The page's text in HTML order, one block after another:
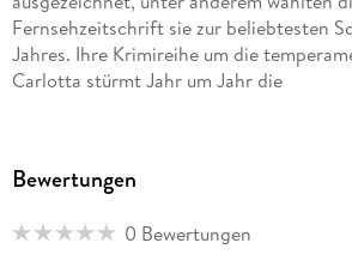
Fernsehzeitschrift sie zur beliebtesten
Jahres. Ihre Krimireihe um die
Carlotta stürmt Jahr um Jahr die
Bewertungen
0 Bewertungen